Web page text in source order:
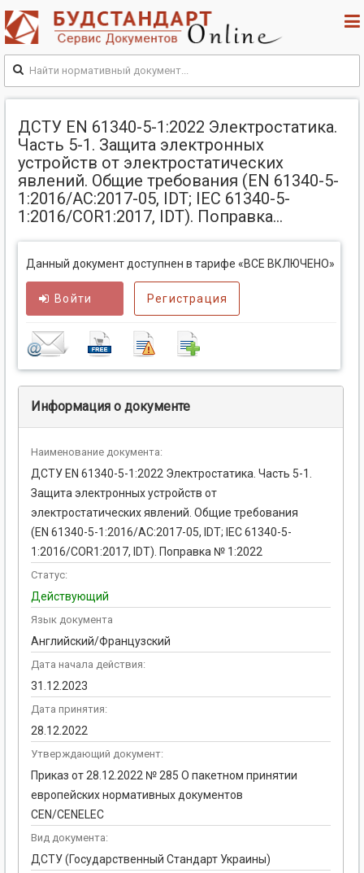
ДСТУ EN 61340-5-1:2022 Электростатика.
Часть 5-1. Защита электронных
устройств от электростатических
явлений. Общие требования (EN 61340-5-
1:2016/AC:2017-05, IDT; IEC 61340-5-
1:2016/COR1:2017, IDT). Поправка...
Данный документ доступнен в тарифе «ВСЕ ВКЛЮЧЕНО»
Войти Регистрация
Информация о документе
Наименование документа:
ДСТУ EN 61340-5-1:2022 Электростатика. Часть 5-1.
Защита электронных устройств от
электростатических явлений. Общие требования
(EN 61340-5-1:2016/AC:2017-05, IDT; IEC 61340-5-
1:2016/COR1:2017, IDT). Поправка № 1:2022
Статус:
Действующий
Язык документа
Английский/Французский
Дата начала действия:
31.12.2023
Дата принятия:
28.12.2022
Утверждающий документ:
Приказ от 28.12.2022 № 285 О пакетном принятии
европейских нормативных документов
CEN/CENELEC
Вид документа:
ДСТУ (Государственный Стандарт Украины)